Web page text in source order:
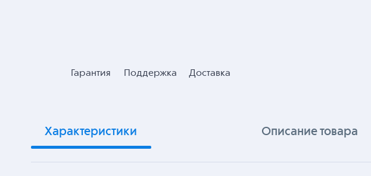
Гарантия Поддержка Доставка
Характеристики Описание товара